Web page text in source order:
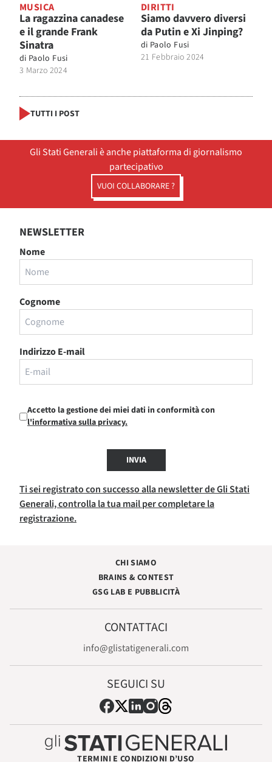
MUSICA
La ragazzina canadese
e il grande Frank
Sinatra
di Paolo Fusi
3 Marzo 2024
DIRITTI
Siamo davvero diversi
da Putin e Xi Jinping?
di Paolo Fusi
21 Febbraio 2024
TUTTI I POST
Gli Stati Generali è anche piattaforma di giornalismo
partecipativo
VUOI COLLABORARE ?
NEWSLETTER
Nome
Cognome
Indirizzo E-mail
Accetto la gestione dei miei dati in conformità con
l'informativa sulla privacy.
INVIA
Ti sei registrato con successo alla newsletter de Gli Stati
Generali, controlla la tua mail per completare la
registrazione.
CHI SIAMO
BRAINS & CONTEST
GSG LAB E PUBBLICITÀ
CONTATTACI
info@glistatigenerali.com
SEGUICI SU
TERMINI E CONDIZIONI D’USO